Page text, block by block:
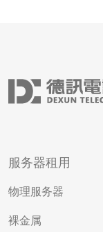
服务器租用
物理服务器
裸金属